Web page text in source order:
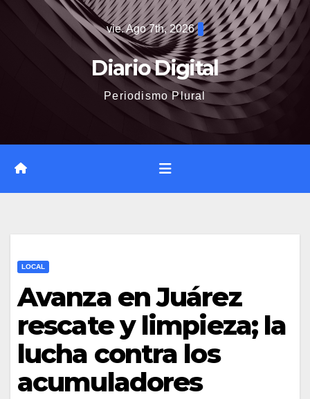
vie. Ago 7th, 2026
Diario Digital
Periodismo Plural
LOCAL
Avanza en Juárez
rescate y limpieza; la
lucha contra los
acumuladores